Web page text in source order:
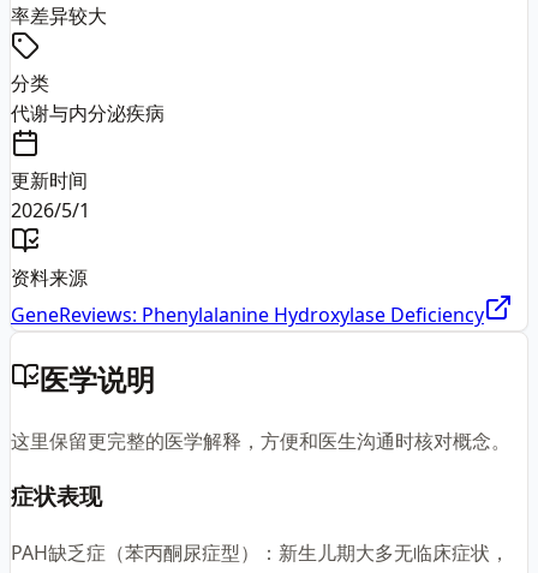
率差异较大
分类
代谢与内分泌疾病
更新时间
2026/5/1
资料来源
GeneReviews: Phenylalanine Hydroxylase Deficiency
医学说明
这里保留更完整的医学解释，方便和医生沟通时核对概念。
症状表现
PAH缺乏症（苯丙酮尿症型）：新生儿期大多无临床症状，